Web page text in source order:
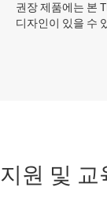
권장 제품에는 본
디자인이 있을 수
지원 및 교